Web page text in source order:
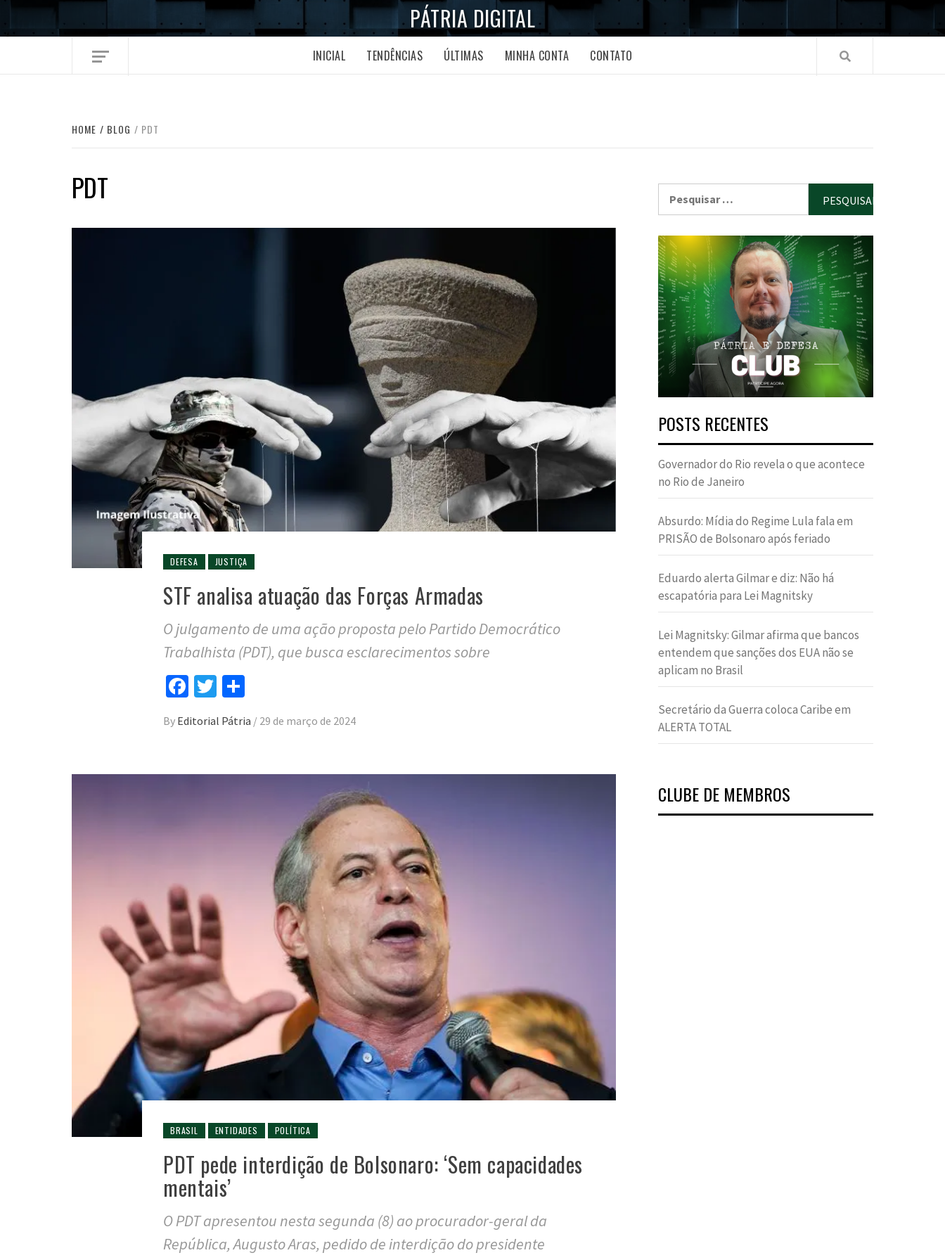
PÁTRIA DIGITAL
INICIAL TENDÊNCIAS ÚLTIMAS MINHA CONTA CONTATO
HOME BLOG PDT
PDT
DEFESA JUSTIÇA
STF analisa atuação das Forças Armadas
O julgamento de uma ação proposta pelo Partido Democrático
Trabalhista (PDT), que busca esclarecimentos sobre
Facebook
Twitter
By Editorial Pátria / 29 de março de 2024
BRASIL ENTIDADES POLÍTICA
PDT pede interdição de Bolsonaro: ‘Sem capacidades
mentais’
O PDT apresentou nesta segunda (8) ao procurador-geral da
República, Augusto Aras, pedido de interdição do presidente
POSTS RECENTES
Governador do Rio revela o que acontece
no Rio de Janeiro
Absurdo: Mídia do Regime Lula fala em
PRISÃO de Bolsonaro após feriado
Eduardo alerta Gilmar e diz: Não há
escapatória para Lei Magnitsky
Lei Magnitsky: Gilmar afirma que bancos
entendem que sanções dos EUA não se
aplicam no Brasil
Secretário da Guerra coloca Caribe em
ALERTA TOTAL
CLUBE DE MEMBROS